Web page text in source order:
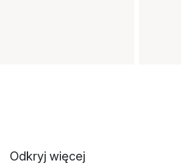
Odkryj więcej